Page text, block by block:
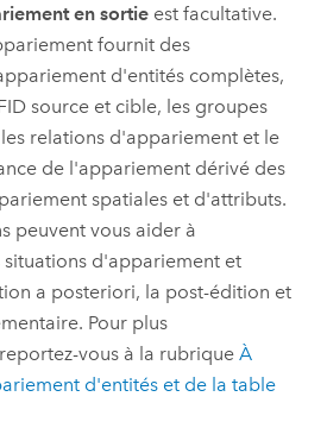
en sortie est facultative.
fournit des
d'entités complètes,
source et cible, les groupes
relations d'appariement et le
de l'appariement dérivé des
spatiales et d'attributs.
peuvent vous aider à
d'appariement et
a posteriori, la post-édition et
Pour plus
vous à la rubriqueÀ
d'entités et de la table